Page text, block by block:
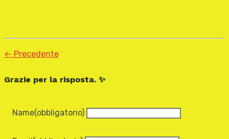
← Precedente
Grazie per la risposta. ✨
Name(obbligatorio)